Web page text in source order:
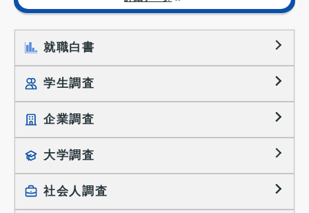
就職白書
学生調査
就職プロセス調査
就職活動TOPICS
大学生の実態調査
働きたい組織の特徴
企業調査
採用に関する調査
採用活動に関するレポート
大学調査
社会人調査